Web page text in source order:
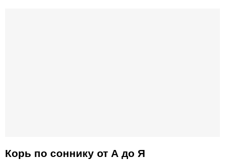
Корь по соннику от А до Я